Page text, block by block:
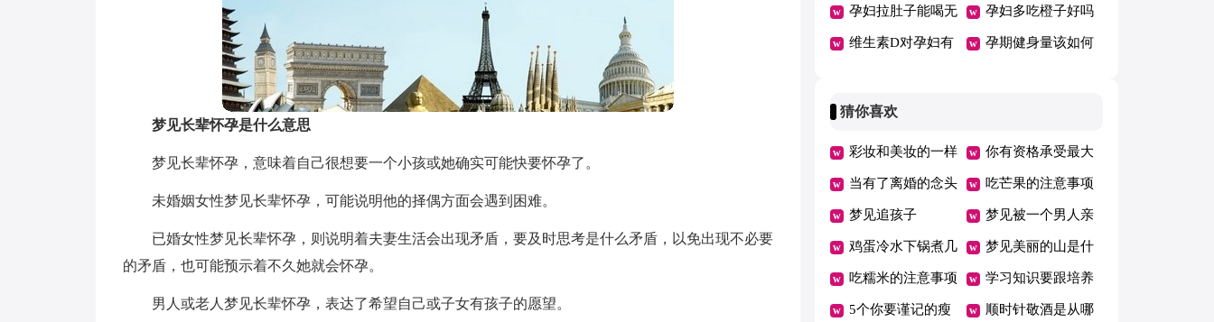
梦见长辈怀孕是什么意思
梦见长辈怀孕，意味着自己很想要一个小孩或她确实可能快要怀孕了。
未婚姻女性梦见长辈怀孕，可能说明他的择偶方面会遇到困难。
已婚女性梦见长辈怀孕，则说明着夫妻生活会出现矛盾，要及时思考是什么矛盾，以免出现不必要
的矛盾，也可能预示着不久她就会怀孕。
男人或老人梦见长辈怀孕，表达了希望自己或子女有孩子的愿望。
都要适当 果好吗
孕妇拉肚子能喝无
花果叶水吗
孕妇多吃橙子好吗
维生素D对孕妇有 孕期健身量该如何
猜你喜欢
彩妆和美妆的一样
吗
你有资格承受最大
的幸福
当有了离婚的念头
是不就挽回不了
吃芒果的注意事项
要小心别过敏了
梦见追孩子 梦见被一个男人亲
吻
鸡蛋冷水下锅煮几
分钟，10分钟全熟
安全无菌口感更佳
梦见美丽的山是什
么意思
吃糯米的注意事项 学习知识要跟培养
能力相结合
5个你要谨记的瘦 顺时针敬酒是从哪